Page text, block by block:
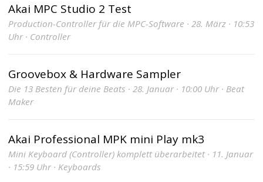
Akai MPC Studio 2 Test
Production-Controller für die MPC-Software · 28. März · 10:53
Uhr · Controller
Groovebox & Hardware Sampler
Die 13 Besten für deine Beats · 28. Januar · 10:00 Uhr · Beat
Maker
Akai Professional MPK mini Play mk3
Mini Keyboard (Controller) komplett überarbeitet · 11. Januar
· 15:59 Uhr · Keyboards